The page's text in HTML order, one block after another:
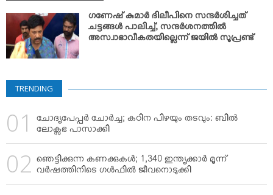
EDITORIAL
ARTS & LITERATURE
MAGAZINE
YOUR SAY
KARSHAKAN
GREETINGS
ഗണേഷ് കുമാര്‍ ദിലീപിനെ സന്ദര്‍ശിച്ചത്
ചട്ടങ്ങള്‍ പാലിച്ച്; സന്ദര്‍ശനത്തില്‍
അസ്വാഭാവീകതയില്ലെന്ന് ജയില്‍ സൂപ്രണ്ട്
TRENDING
ചോദ്യപേപ്പര്‍ ചോര്‍ച്ച; കഠിന പിഴയും തടവും: ബില്‍
ലോക്സഭ പാസാക്കി
ഞെട്ടിക്കുന്ന കണക്കുകള്‍; 1,340 ഇന്ത്യക്കാര്‍ മൂന്ന്
വര്‍ഷത്തിനിടെ ഗള്‍ഫില്‍ ജീവനൊടുക്കി